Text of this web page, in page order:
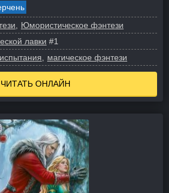
Юмористическое фэнтези
лавки #1
магическое фэнтези
ЧИТАТЬ ОНЛАЙН